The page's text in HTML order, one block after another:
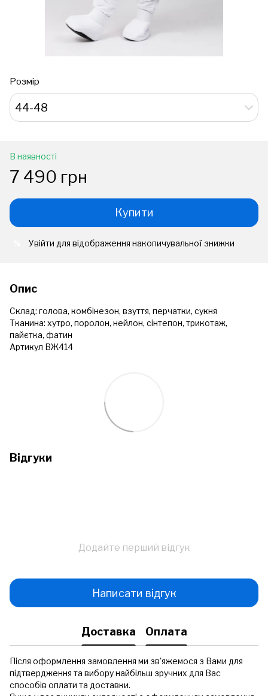
Розмір
44-48
В наявності
7 490 грн
Купити
Увійти для відображення накопичувальної знижки
Опис
Склад: голова, комбінезон, взуття, перчатки, сукня
Тканина: хутро, поролон, нейлон, сінтепон, трикотаж,
пайєтка, фатин
Артикул ВЖ414
Відгуки
Додайте перший відгук
Написати відгук
Доставка Оплата
Після оформлення замовлення ми зв'яжемося з Вами для
підтвердження та вибору найбільш зручних для Вас
способів оплати та доставки.